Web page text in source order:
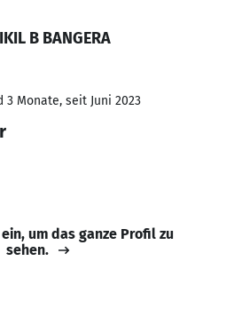
B BANGERA
3 Monate, seit Juni 2023
um das ganze Profil zu
sehen.